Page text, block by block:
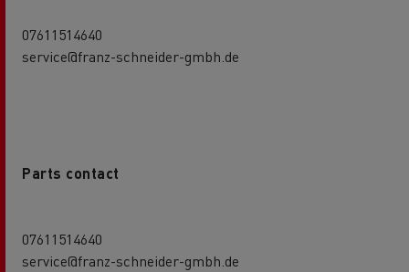
07611514640
service@franz-schneider-gmbh.de
Parts contact
07611514640
service@franz-schneider-gmbh.de